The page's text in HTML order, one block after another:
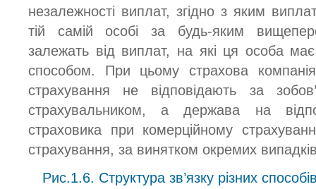
незалежності виплат, згідно з яким
тій самій особі за будь-яким
залежать від виплат, на які ця особа
способом. При цьому страхова
страхування не відповідають за
страхувальником, а держава на
страховика при комерційному
страхування, за винятком окремих
Рис.1.6. Структура зв’язку різних